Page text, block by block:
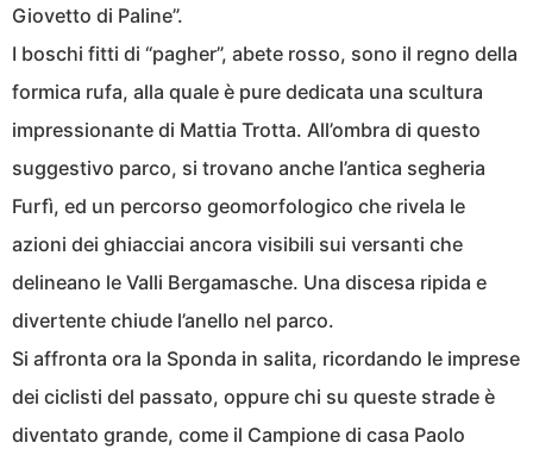
Giovetto di Paline”.
I boschi fitti di “pagher”, abete rosso, sono il regno della
formica rufa, alla quale è pure dedicata una scultura
impressionante di Mattia Trotta. All’ombra di questo
suggestivo parco, si trovano anche l’antica segheria
Furfì, ed un percorso geomorfologico che rivela le
azioni dei ghiacciai ancora visibili sui versanti che
delineano le Valli Bergamasche. Una discesa ripida e
divertente chiude l’anello nel parco.
Si affronta ora la Sponda in salita, ricordando le imprese
dei ciclisti del passato, oppure chi su queste strade è
diventato grande, come il Campione di casa Paolo